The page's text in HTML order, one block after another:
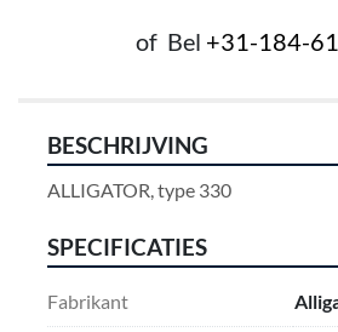
of Bel +31-184-
BESCHRIJVING
ALLIGATOR, type 330
SPECIFICATIES
Fabrikant